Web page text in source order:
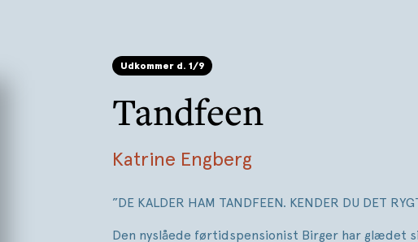
Udkommer d. 1/9
Tandfeen
Katrine Engberg
”DE KALDER HAM TANDFEEN. KENDER DU DET
Den nyslåede førtidspensionist Birger har glædet